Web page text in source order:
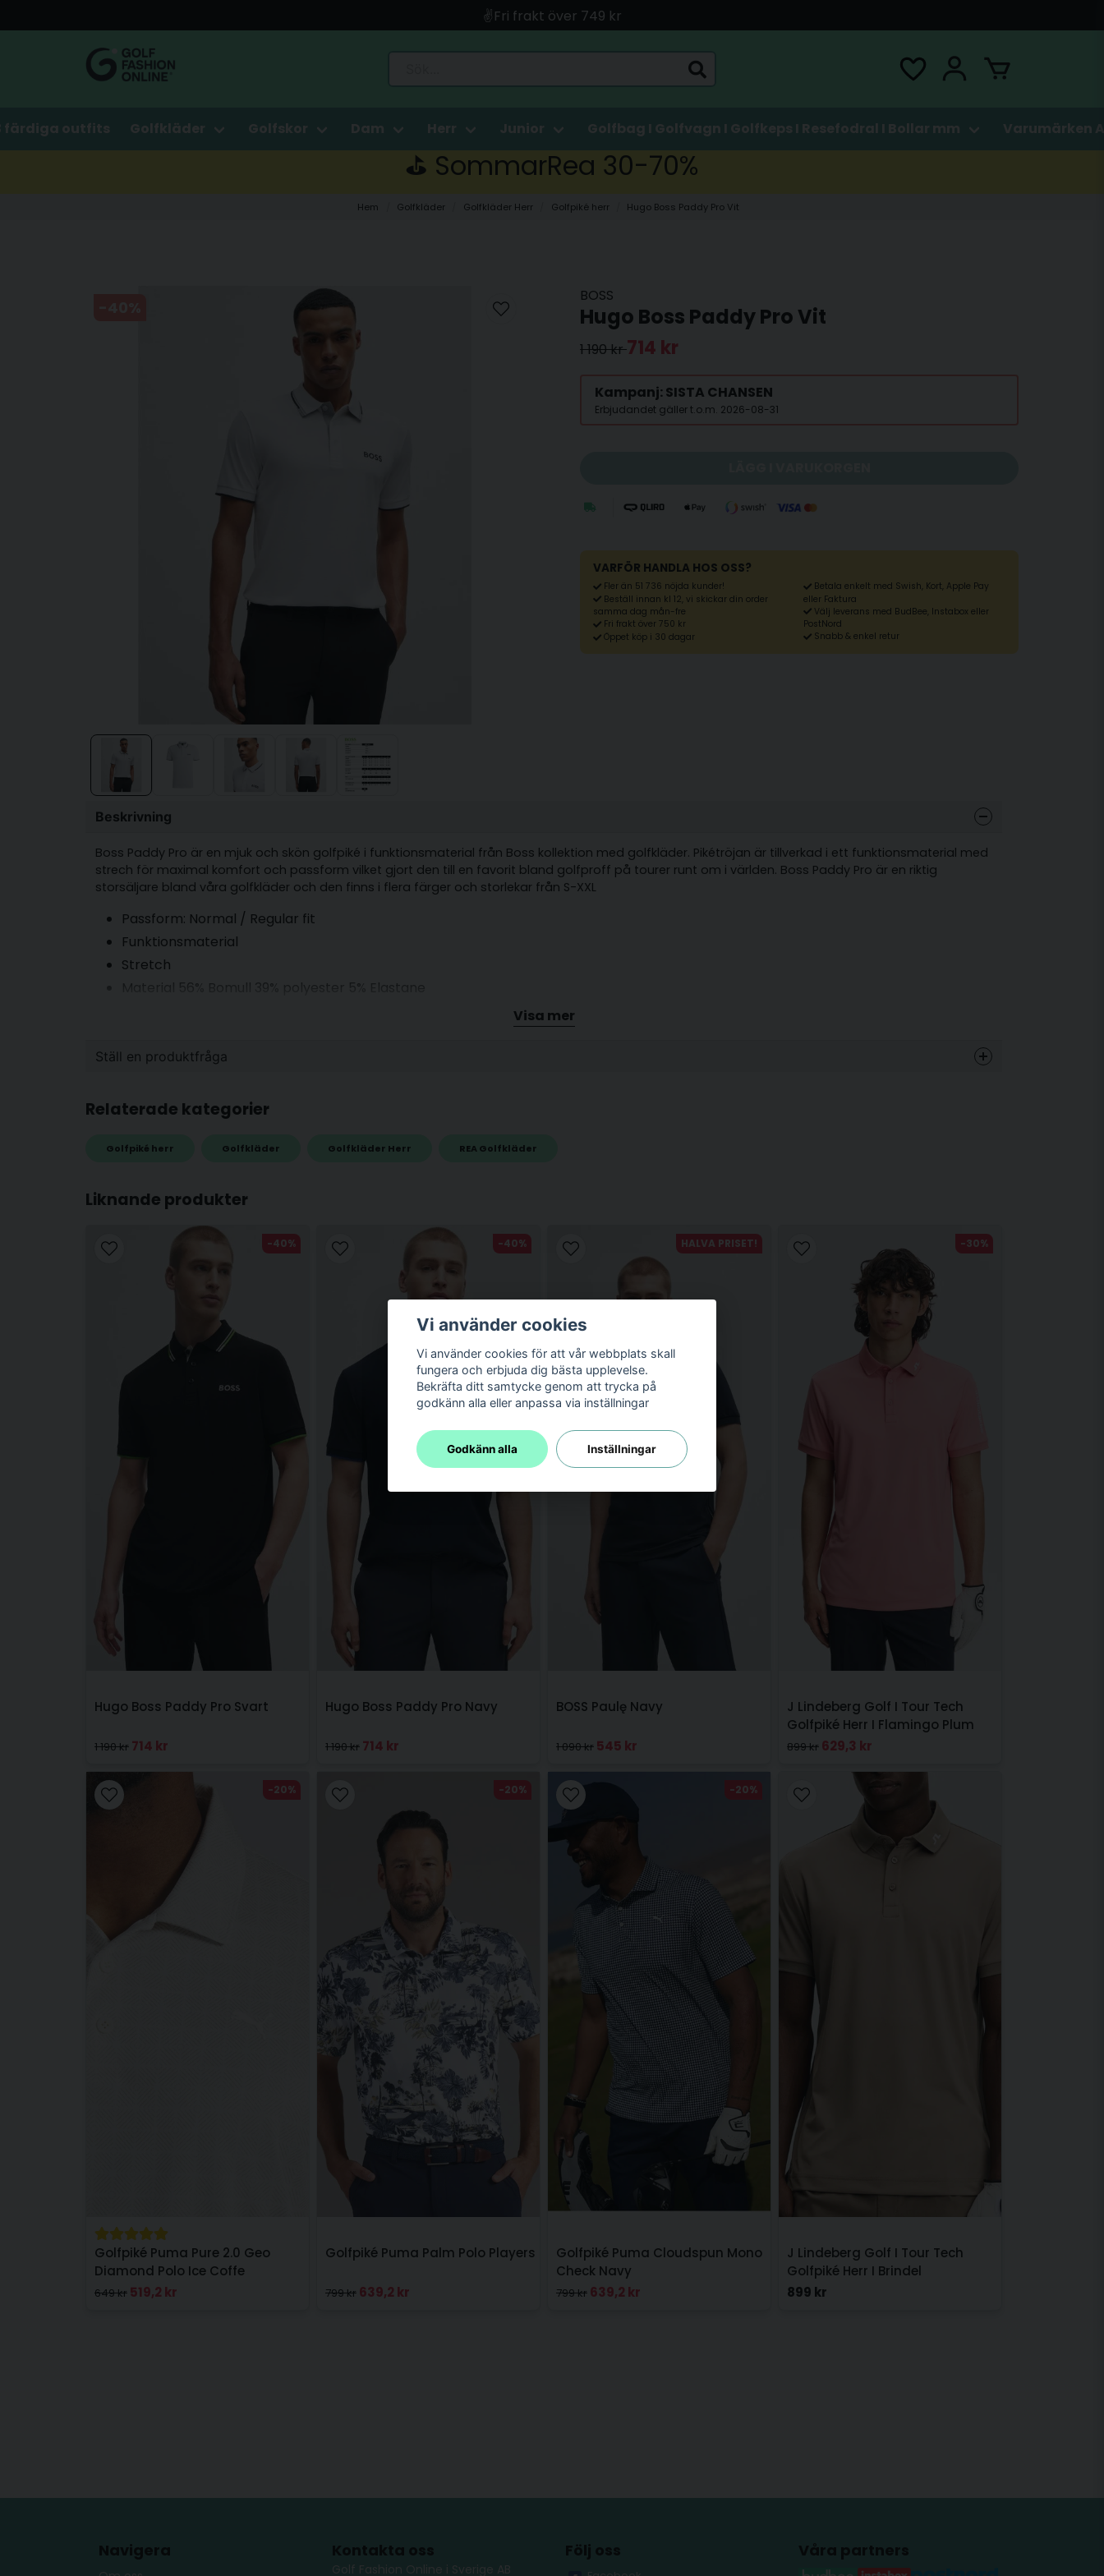
🚀 Snabb leverans med Instabox & PostNord
färdiga outfits Golfkläder Golfskor Dam Herr Junior Golfbag I Golfvagn I Golfkeps I Resefodral I Bollar mm Varumärken
⛳️ SommarRea 30-70%
Hem Golfkläder Golfkläder Herr Golfpiké herr Hugo Boss Paddy Pro Vit
BOSS
Hugo Boss Paddy Pro Vit
1 190 kr714 kr
Kampanj: SISTA CHANSEN
Erbjudandet gäller t.o.m. 2026-08-31
VARFÖR HANDLA HOS OSS?
Fler än 51 736 nöjda kunder!
Beställ innan kl 12, vi skickar din order
samma dag mån-fre
Fri frakt över 750 kr
Öppet köp i 30 dagar
Betala enkelt med Swish, Kort, Apple Pay
eller Faktura
Välj leverans med BudBee, Instabox eller
PostNord
Snabb & enkel retur
Liknande produkter
Hugo Boss Paddy Pro Svart
1 190 kr 714 kr
-40%
Hugo Boss Paddy Pro Navy
1 190 kr 714 kr
-40%
BOSS Paulę Navy
1 090 kr 545 kr
HALVA PRISET!
J Lindeberg Golf I Tour Tech
Golfpiké Herr I Flamingo Plum
899 kr 629,3 kr
-30%
Golfpiké Puma Pure 2.0 Geo
Diamond Polo Ice Coffe
649 kr 519,2 kr
-20%
Golfpiké Puma Palm Polo Players
799 kr 639,2 kr
-20%
Golfpiké Puma Cloudspun Mono
Check Navy
799 kr 639,2 kr
-20%
J Lindeberg Golf I Tour Tech
Golfpiké Herr I Brindel
899 kr
Beskrivning
Boss Paddy Pro är en mjuk och skön golfpiké i funktionsmaterial från Boss kollektion med golfkläder. Pikétröjan är tillverkad i ett funktionsmaterial med
strech för maximal komfort och passform vilket gjort den till en favorit bland golfproff på tourer runt om i världen. Boss Paddy Pro är en riktig
storsäljare bland våra golfkläder och den finns i flera färger och storlekar från S-XXL
Passform: Normal / Regular fit
Funktionsmaterial
Stretch
Material 56% Bomull 39% polyester 5% Elastane
Visa mer
Ställ en produktfråga
Fråga oss något om denna produkten...
Ja, ni får publicera min fråga
Skicka fråga
Relaterade kategorier
Golfpiké herr Golfkläder Golfkläder Herr REA Golfkläder
Golf Fashion Online i Sverige AB
Vi använder cookies
Vi använder cookies för att vår webbplats skall
fungera och erbjuda dig bästa upplevelse.
Bekräfta ditt samtycke genom att trycka på
godkänn alla eller anpassa via inställningar
Godkänn alla Inställningar